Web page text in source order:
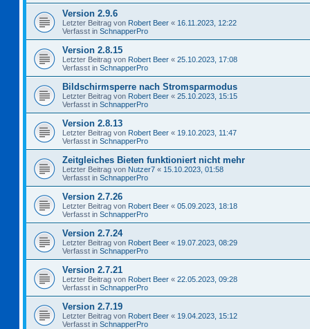
Version 2.9.6
Letzter Beitrag von Robert Beer « 16.11.2023, 12:22
Verfasst in SchnapperPro
Version 2.8.15
Letzter Beitrag von Robert Beer « 25.10.2023, 17:08
Verfasst in SchnapperPro
Bildschirmsperre nach Stromsparmodus
Letzter Beitrag von Robert Beer « 25.10.2023, 15:15
Verfasst in SchnapperPro
Version 2.8.13
Letzter Beitrag von Robert Beer « 19.10.2023, 11:47
Verfasst in SchnapperPro
Zeitgleiches Bieten funktioniert nicht mehr
Letzter Beitrag von Nutzer7 « 15.10.2023, 01:58
Verfasst in SchnapperPro
Version 2.7.26
Letzter Beitrag von Robert Beer « 05.09.2023, 18:18
Verfasst in SchnapperPro
Version 2.7.24
Letzter Beitrag von Robert Beer « 19.07.2023, 08:29
Verfasst in SchnapperPro
Version 2.7.21
Letzter Beitrag von Robert Beer « 22.05.2023, 09:28
Verfasst in SchnapperPro
Version 2.7.19
Letzter Beitrag von Robert Beer « 19.04.2023, 15:12
Verfasst in SchnapperPro